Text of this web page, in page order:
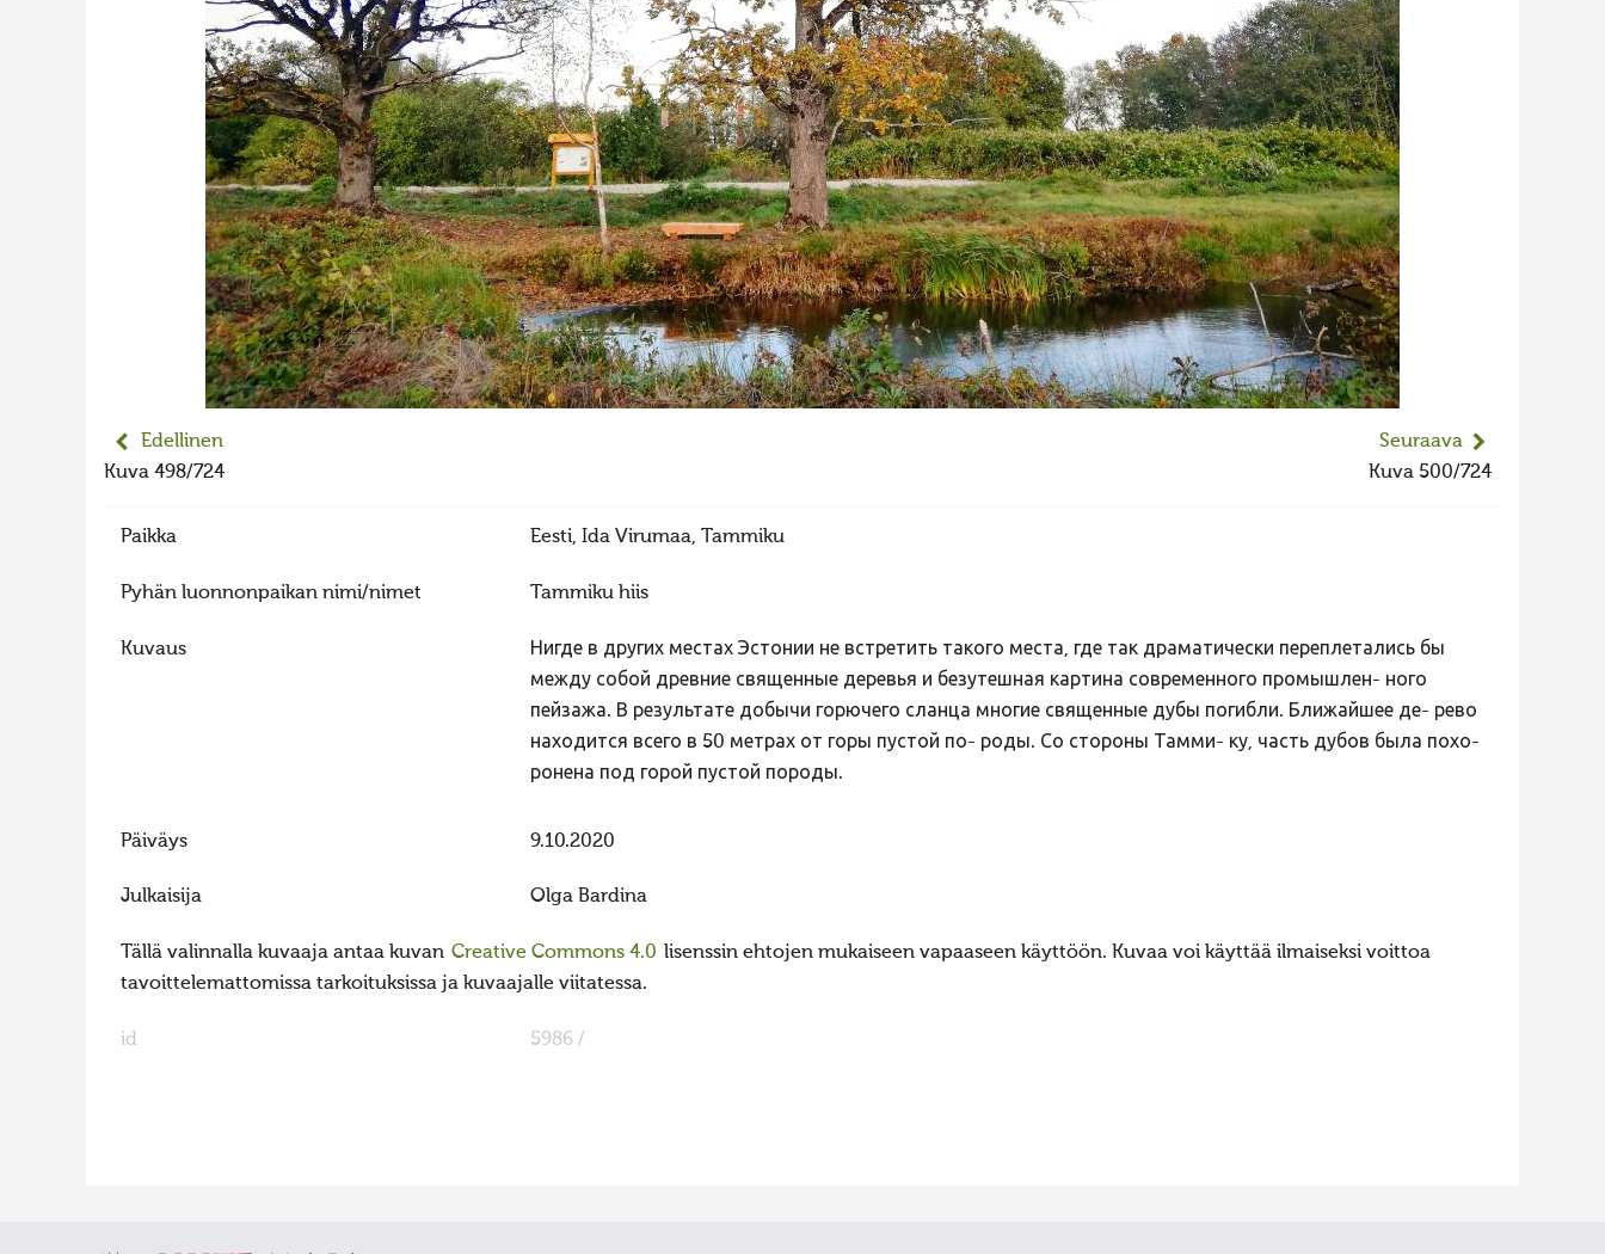
Edellinen
Kuva 498/724
Seuraava
Kuva 500/724
Paikka Eesti, Ida Virumaa, Tammiku
Pyhän luonnonpaikan nimi/nimet Tammiku hiis
Kuvaus
Нигде в других местах Эстонии не встретить такого места, где так драматически переплетались бы
между собой древние священные деревья и безутешная картина современного промышлен- ного
пейзажа. В результате добычи горючего сланца многие священные дубы погибли. Ближайшее де- рево
находится всего в 50 метрах от горы пустой по- роды. Со стороны Тамми- ку, часть дубов была похо-
ронена под горой пустой породы.
Päiväys 9.10.2020
Julkaisija Olga Bardina
Tällä valinnalla kuvaaja antaa kuvan Creative Commons 4.0 lisenssin ehtojen mukaiseen vapaaseen käyttöön. Kuvaa voi käyttää ilmaiseksi voittoa
tavoittelemattomissa tarkoituksissa ja kuvaajalle viitatessa.
id 5986 /